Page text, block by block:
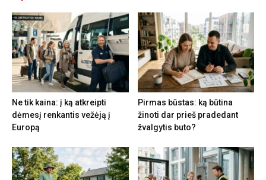
Ne tik kaina: į ką atkreipti
dėmesį renkantis vežėją į
Europą
Pirmas būstas: ką būtina
žinoti dar prieš pradedant
žvalgytis buto?